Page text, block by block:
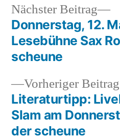
Vorheriger Beitrag
Literaturtipp:
Slam am
der scheune
Nächster Beitrag
Donnerstag, 12.
Lesebühne Sax
scheune